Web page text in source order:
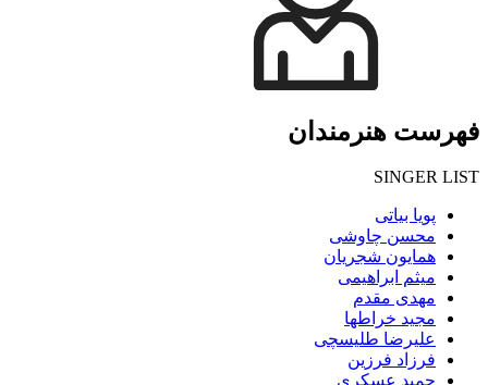
فهرست هنرمندان
SINGER LIST
پویا بیاتی
محسن چاوشی
همایون شجریان
میثم ابراهیمی
مهدی مقدم
مجید خراطها
علیرضا طلیسچی
فرزاد فرزین
حمید عسکری